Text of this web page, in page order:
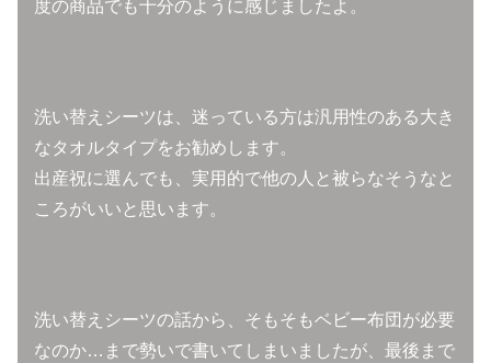
度の商品でも十分のように感じましたよ。
洗い替えシーツは、迷っている方は汎用性のある大き
なタオルタイプをお勧めします。
出産祝に選んでも、実用的で他の人と被らなそうなと
ころがいいと思います。
洗い替えシーツの話から、そもそもベビー布団が必要
なのか…まで勢いで書いてしまいましたが、最後まで